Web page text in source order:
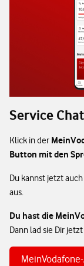
Service
Klick in der
Button mit den
Du kannst jetzt
aus.
Du hast die
Dann lad sie Dir